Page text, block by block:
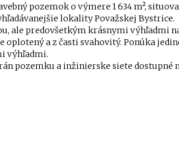
pozemok o výmere 1 634 m²,
lokality Považskej Bystrice.
ale predovšetkým krásnymi výhľadmi
a z časti svahovitý. Ponúka
výhľadmi.
pozemku a inžinierske siete dostupné